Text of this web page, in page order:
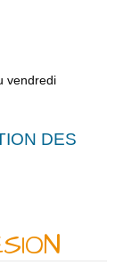
vendredi
DES